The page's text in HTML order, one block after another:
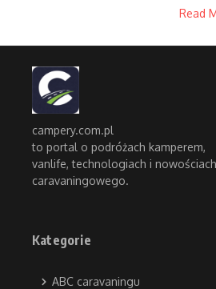
Read
campery.com.pl
to portal o podróżach kamperem,
vanlife, technologiach i
caravaningowego.
Kategorie
ABC caravaningu